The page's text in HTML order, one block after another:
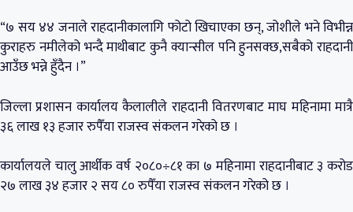
“७ सय ४४ जनाले राहदानीकालागि फोटो खिचाएका छन्, जोशीले भने विभीन्न
कुराहरु नमीलेको भन्दै माथीबाट कुनै क्यान्सील पनि हुनसक्छ,सबैको राहदानी
आउँछ भन्ने हुँदैन ।”
जिल्ला प्रशासन कार्यालय कैलालीले राहदानी वितरणबाट माघ महिनामा मात्रै
३६ लाख १३ हजार रुपैँया राजस्व संकलन गरेको छ ।
कार्यालयले चालु आर्थीक वर्ष २०८०÷८१ का ७ महिनामा राहदानीबाट ३ करोड
२७ लाख ३४ हजार २ सय ८० रुपैँया राजस्व संकलन गरेको छ ।